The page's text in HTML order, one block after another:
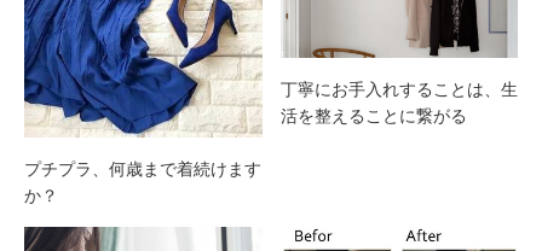
プチプラ、何歳まで着続けます
か？
丁寧にお手入れすることは、生
活を整えることに繋がる